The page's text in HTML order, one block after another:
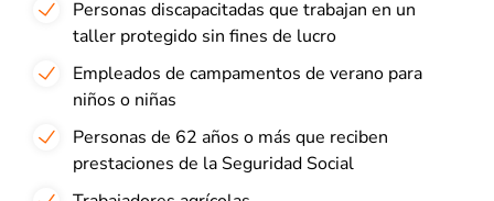
Personas discapacitadas que trabajan en un
taller protegido sin fines de lucro
Empleados de campamentos de verano para
niños o niñas
Personas de 62 años o más que reciben
prestaciones de la Seguridad Social